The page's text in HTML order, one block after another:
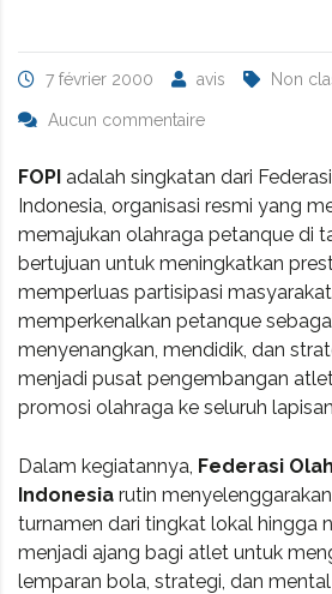
7 février 2000 avis Non
Aucun commentaire
FOPI adalah singkatan dari
Indonesia, organisasi resmi yang
memajukan olahraga petanque di
bertujuan untuk meningkatkan
memperluas partisipasi
memperkenalkan petanque
menyenangkan, mendidik, dan
menjadi pusat pengembangan
promosi olahraga ke seluruh
Dalam kegiatannya, Federasi
Indonesia rutin
turnamen dari tingkat lokal hingga
menjadi ajang bagi atlet untuk
lemparan bola, strategi, dan mental